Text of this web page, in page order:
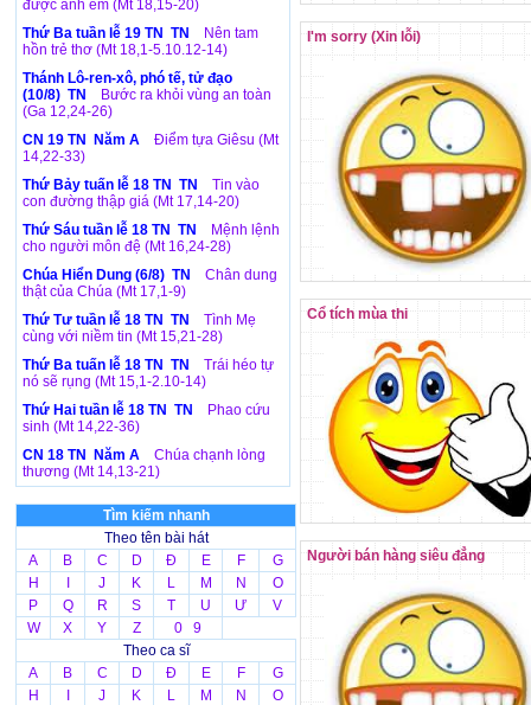
được anh em (Mt 18,15-20)
Thứ Ba tuần lễ 19 TN TN
Nên tam
hồn trẻ thơ (Mt 18,1-5.10.12-14)
Thánh Lô-ren-xô, phó tế, tử đạo
(10/8) TN
Bước ra khỏi vùng an toàn
(Ga 12,24-26)
CN 19 TN Năm A
Điểm tựa Giêsu (Mt
14,22-33)
Thứ Bảy tuấn lễ 18 TN TN
Tin vào
con đường thập giá (Mt 17,14-20)
Thứ Sáu tuần lễ 18 TN TN
Mệnh lệnh
cho người môn đệ (Mt 16,24-28)
Chúa Hiển Dung (6/8) TN
Chân dung
thật của Chúa (Mt 17,1-9)
Thứ Tư tuần lễ 18 TN TN
Tình Mẹ
cùng với niềm tin (Mt 15,21-28)
Thứ Ba tuấn lễ 18 TN TN
Trái héo tự
nó sẽ rụng (Mt 15,1-2.10-14)
Thứ Hai tuần lễ 18 TN TN
Phao cứu
sinh (Mt 14,22-36)
CN 18 TN Năm A
Chúa chạnh lòng
thương (Mt 14,13-21)
Tìm kiếm nhanh
Theo tên bài hát
A
B C D Đ E F
G
H
J K L M N
O
P
Q R S T U Ư
V
W
X Y Z
0 9
Theo ca sĩ
A
B C D Đ E F
G
H
J K L M N
O
I'm sorry (Xin lỗi)
Cổ tích mùa thi
Người bán hàng siêu đẳng